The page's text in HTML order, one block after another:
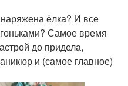
ёлка? И все
Самое время
до придела,
и (самое главное)